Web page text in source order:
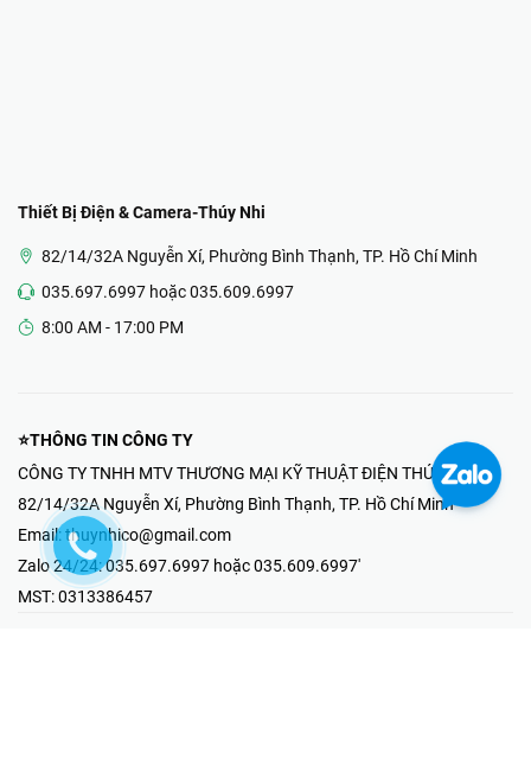
Thiết Bị Điện & Camera-Thúy Nhi
82/14/32A Nguyễn Xí, Phường Bình Thạnh, TP. Hồ Chí Minh
035.697.6997 hoặc 035.609.6997
8:00 AM - 17:00 PM
⭐THÔNG TIN CÔNG TY
CÔNG TY TNHH MTV THƯƠNG MẠI KỸ THUẬT ĐIỆN THÚY NHI
82/14/32A Nguyễn Xí, Phường Bình Thạnh, TP. Hồ Chí Minh
Email: thuynhico@gmail.com
Zalo 24/24:035.697.6997 hoặc 035.609.6997'
MST:0313386457